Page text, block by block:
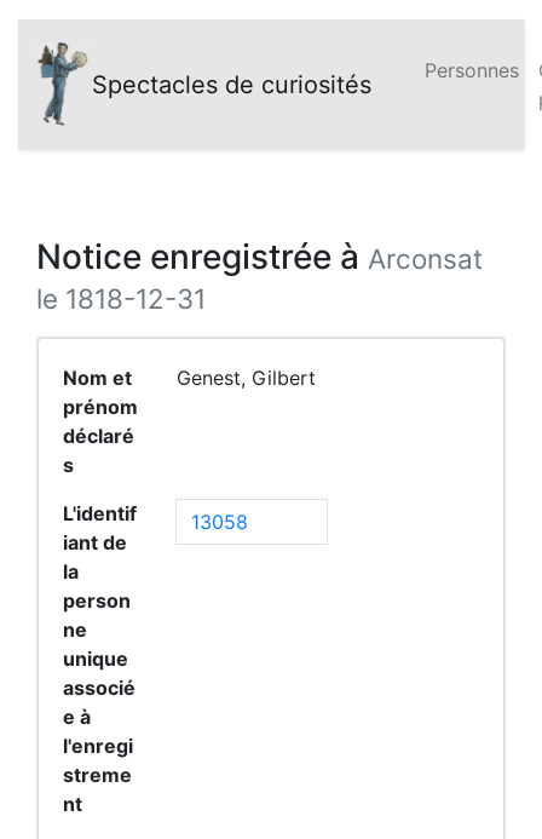
Spectacles de curiosités Personnes
Notice enregistrée à Arconsat
le 1818-12-31
Nom et
prénom
déclaré
s
Genest, Gilbert
L'identif
iant de
la
person
ne
unique
associé
e à
l'enregi
streme
nt
13058